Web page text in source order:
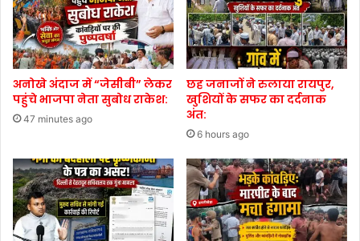
अनोखे अंदाज में “जेसीबी” लेकर
पहुंचे भाजपा नेता सुबोध राकेश:
47 minutes ago
छह जनाजों ने रुलाया रायपुर,
खुशियों के सफर का दर्दनाक
अंत:
6 hours ago